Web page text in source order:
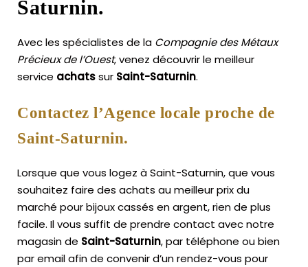
Saturnin.
Avec les spécialistes de la Compagnie des Métaux
Précieux de l’Ouest, venez découvrir le meilleur
service achatssur Saint-Saturnin.
Contactez l’Agence locale proche de
Saint-Saturnin.
Lorsque que vous logez à Saint-Saturnin, que vous
souhaitez faire des achats au meilleur prix du
marché pour bijoux cassés en argent, rien de plus
facile. Il vous suffit de prendre contact avec notre
magasin de Saint-Saturnin, par téléphone ou bien
par email afin de convenir d’un rendez-vous pour